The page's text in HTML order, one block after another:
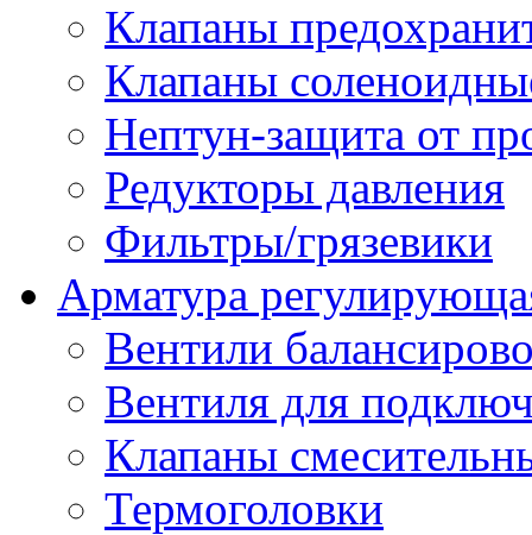
Клапаны
Клапаны
Нептун-защита от
Редукторы давления
Фильтры/грязевики
Арматура
Вентили
Вентиля для
Клапаны
Термоголовки